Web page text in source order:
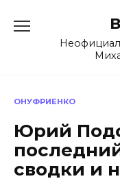
содержанию
ОНУФРИЕНКО
Юрий
сводки и